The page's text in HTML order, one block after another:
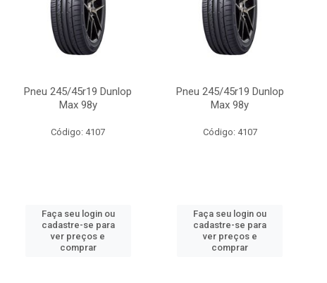
Pneu 245/45r19 Dunlop
Max 98y
Código: 4107
Faça seu login ou
cadastre-se para
ver preços e
comprar
Pneu 245/45r19 Dunlop
Max 98y
Código: 4107
Faça seu login ou
cadastre-se para
ver preços e
comprar